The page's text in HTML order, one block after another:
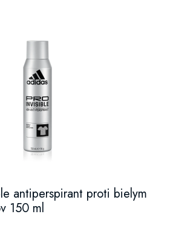
antiperspirant proti bielym
150 ml